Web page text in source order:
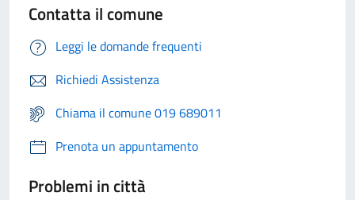
Contatta il comune
Leggi le domande frequenti
Richiedi Assistenza
Chiama il comune 019 689011
Prenota un appuntamento
Problemi in città